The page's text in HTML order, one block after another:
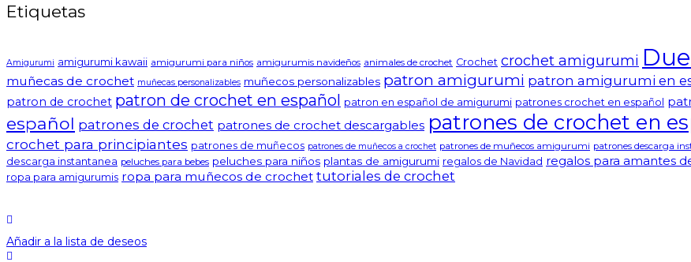
Etiquetas
Amigurumi amigurumi kawaii amigurumi para niños amigurumis navideños animales de crochet Crochet crochet amigurumi
muñecas de crochet muñecas personalizables muñecos personalizables patron amigurumi patron amigurumi en
patron de crochet patron de crochet en español patron en español de amigurumi patrones crochet en español
español patrones de crochet patrones de crochet descargables patrones de crochet en
crochet para principiantes patrones de muñecos patrones de muñecos a crochet patrones de muñecos amigurumi patrones descarga
descarga instantanea peluches para bebes peluches para niños plantas de amigurumi regalos de Navidad regalos para amantes
ropa para amigurumis ropa para muñecos de crochet tutoriales de crochet
Añadir a la lista de deseos